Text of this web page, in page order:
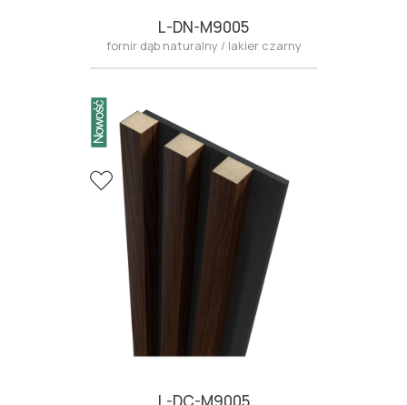
LAMELE FORNIROWANE DĘBEM NATURALNYM.
L-DN-M9005
fornir dąb naturalny / lakier czarny